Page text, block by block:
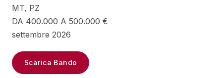
MT, PZ
DA 400.000 A 500.000 €
settembre 2026
Scarica Bando